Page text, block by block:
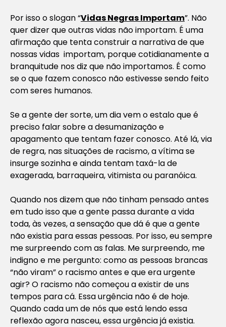
Por isso o slogan “Vidas Negras Importam”. Não
quer dizer que outras vidas não importam. É uma
afirmação que tenta construir a narrativa de que
nossas vidas importam, porque cotidianamente a
branquitude nos diz que não importamos. É como
se o que fazem conosco não estivesse sendo feito
com seres humanos.
Se a gente der sorte, um dia vem o estalo que é
preciso falar sobre a desumanização e
apagamento que tentam fazer conosco. Até lá, via
de regra, nas situações de racismo, a vítima se
insurge sozinha e ainda tentam taxá-la de
exagerada, barraqueira, vitimista ou paranóica.
Quando nos dizem que não tinham pensado antes
em tudo isso que a gente passa durante a vida
toda, às vezes, a sensação que dá é que a gente
não existia para essas pessoas. Por isso, eu sempre
me surpreendo com as falas. Me surpreendo, me
indigno e me pergunto: como as pessoas brancas
“não viram” o racismo antes e que era urgente
agir? O racismo não começou a existir de uns
tempos para cá. Essa urgência não é de hoje.
Quando cada um de nós que está lendo essa
reflexão agora nasceu, essa urgência já existia.